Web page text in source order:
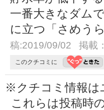
一番大きなダム
に立つ「さめう
稿:2019/09/02 掲載
このクチコミに
※クチコミ情報は
これらは投稿時